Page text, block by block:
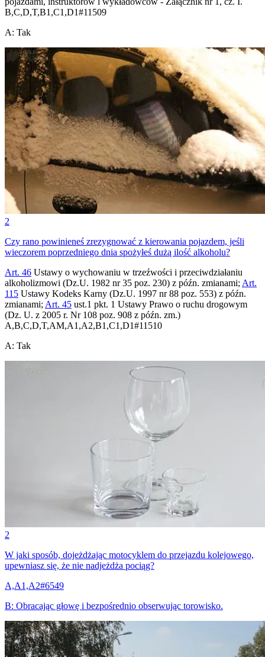
B,C,D,T,B1,C1,D1#11509
A: Tak
2
Czy rano powinieneś zrezygnować z kierowania pojazdem, jeśli
wieczorem poprzedniego dnia spożyłeś dużą ilość alkoholu?
Art. 46 Ustawy o wychowaniu w trzeźwości i przeciwdziałaniu
alkoholizmowi (Dz.U. 1982 nr 35 poz. 230) z późn. zmianami; Art.
115 Ustawy Kodeks Karny (Dz.U. 1997 nr 88 poz. 553) z późn.
zmianami; Art. 45 ust.1 pkt. 1 Ustawy Prawo o ruchu drogowym
(Dz. U. z 2005 r. Nr 108 poz. 908 z późn. zm.)
A,B,C,D,T,AM,A1,A2,B1,C1,D1#11510
A: Tak
2
W jaki sposób, dojeżdżając motocyklem do przejazdu kolejowego,
upewniasz się, że nie nadjeżdża pociąg?
A,A1,A2#6549
B: Obracając głowę i bezpośrednio obserwując torowisko.